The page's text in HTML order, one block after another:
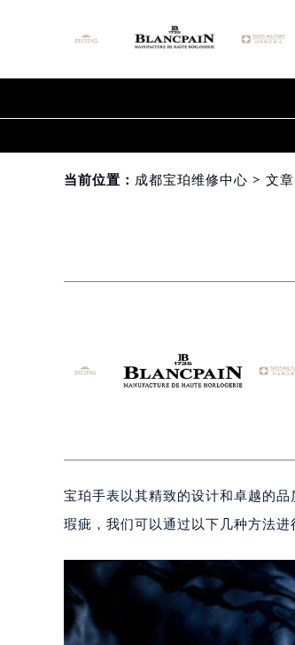
当前位置： 成都宝珀维修中心 > 文
宝珀手表以其精致的设计和卓越的
瑕疵，我们可以通过以下几种方法进